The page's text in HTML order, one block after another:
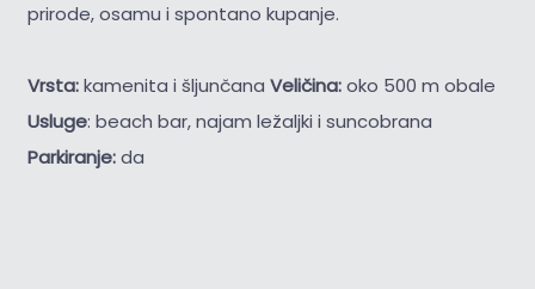
prirode, osamu i spontano kupanje.
Vrsta:kamenita i šljunčana Veličina:oko 500 m obale
Usluge: beach bar, najam ležaljki i suncobrana
Parkiranje:da